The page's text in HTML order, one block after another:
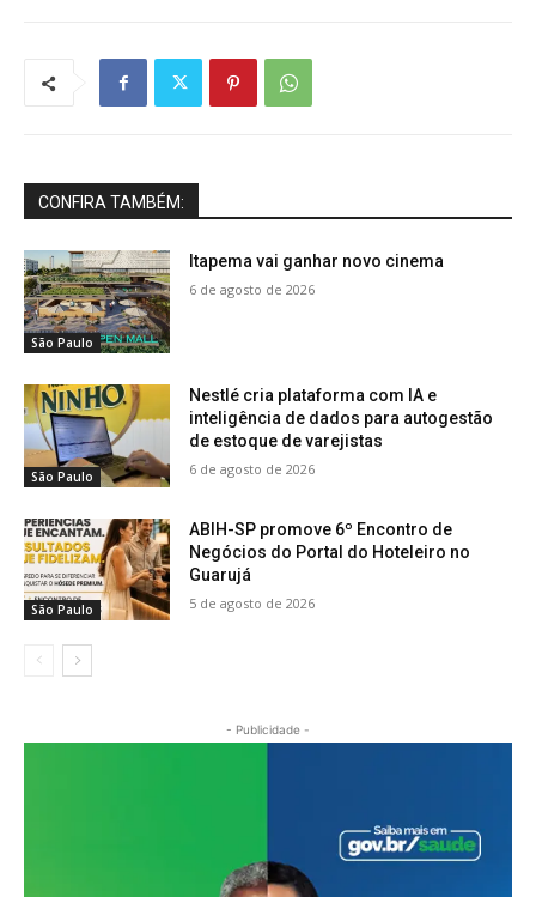
CONFIRA TAMBÉM:
São Paulo
Itapema vai ganhar novo cinema
6 de agosto de 2026
São Paulo
Nestlé cria plataforma com IA e
inteligência de dados para autogestão
de estoque de varejistas
6 de agosto de 2026
São Paulo
ABIH-SP promove 6º Encontro de
Negócios do Portal do Hoteleiro no
Guarujá
5 de agosto de 2026
- Publicidade -